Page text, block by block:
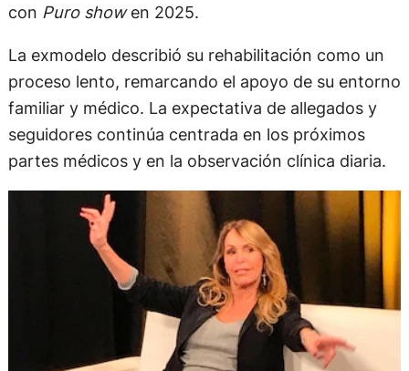
con Puro showen 2025.
La exmodelo describió su rehabilitación como un
proceso lento, remarcando el apoyo de su entorno
familiar y médico. La expectativa de allegados y
seguidores continúa centrada en los próximos
partes médicos y en la observación clínica diaria.